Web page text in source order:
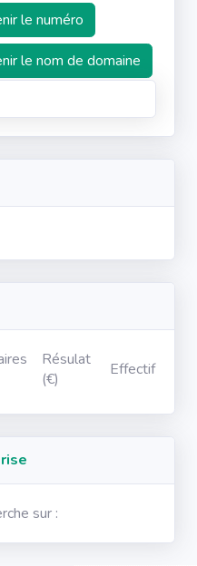
le numéro
le nom de domaine
Résulat
(€)
Effectif
sur :